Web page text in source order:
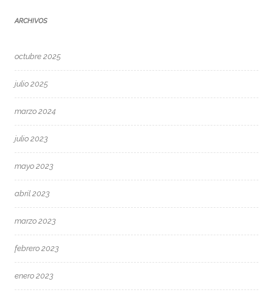
ARCHIVOS
octubre 2025
julio 2025
marzo 2024
julio 2023
mayo 2023
abril 2023
marzo 2023
febrero 2023
enero 2023